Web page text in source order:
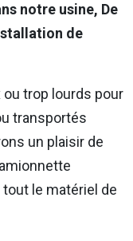
notre usine, De
de
trop lourds pour
transportés
un plaisir de
le matériel de